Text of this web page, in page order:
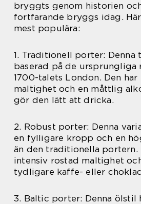
bryggts genom historien
fortfarande bryggs idag.
mest populära:
1. Traditionell porter: Denna
baserad på de ursprungliga
1700-talets London. Den har
maltighet och en måttlig
gör den lätt att dricka.
2. Robust porter: Denna
en fylligare kropp och en
än den traditionella portern.
intensiv rostad maltighet
tydligare kaffe- eller
3. Baltic porter: Denna ölstil